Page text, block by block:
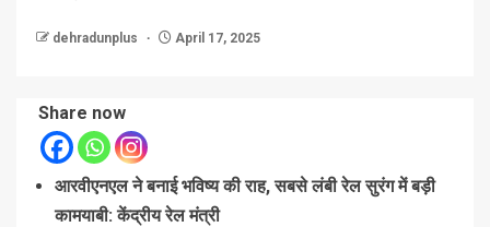
dehradunplus April 17, 2025
Share now
आरवीएनएल ने बनाई भविष्य की राह, सबसे लंबी रेल सुरंग में बड़ी
कामयाबी: केंद्रीय रेल मंत्री